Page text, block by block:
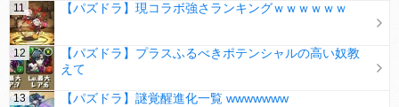
【パズドラ】現コラボ強さランキングｗｗｗｗｗｗ
【パズドラ】プラスふるべきポテンシャルの高い奴教
えて
【パズドラ】謎覚醒進化一覧 wwwwwww